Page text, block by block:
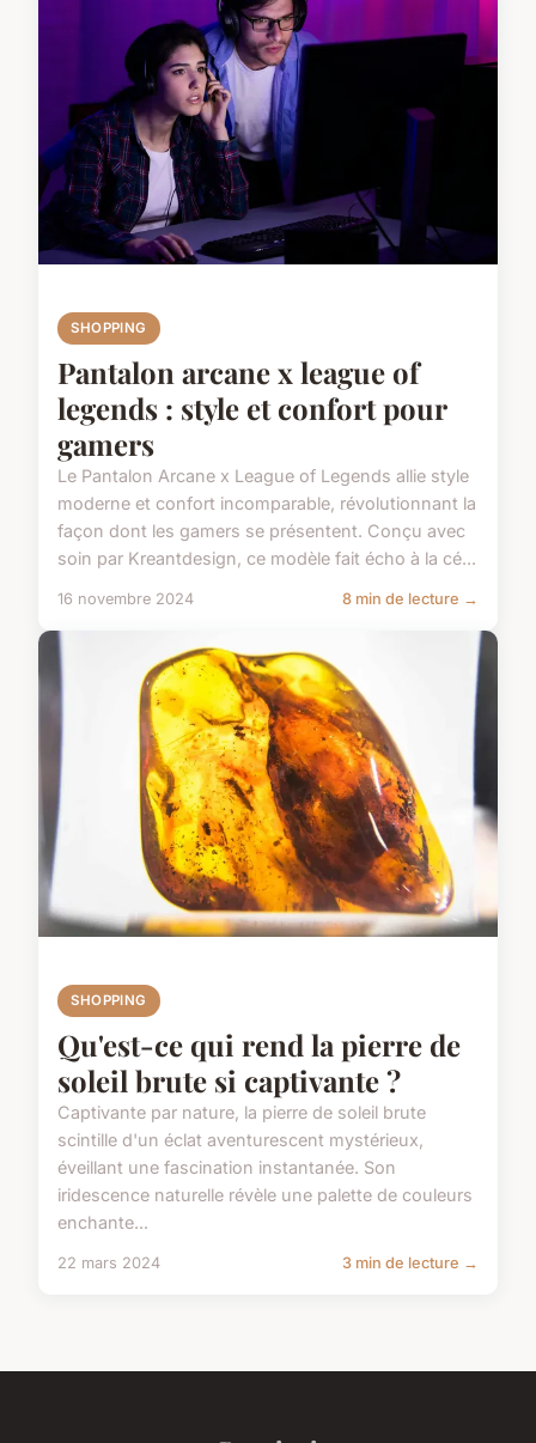
SHOPPING
Pantalon arcane x league of
legends : style et confort pour
gamers
Le Pantalon Arcane x League of Legends allie style
moderne et confort incomparable, révolutionnant la
façon dont les gamers se présentent. Conçu avec
soin par Kreantdesign, ce modèle fait écho à la cé...
16 novembre 2024 8 min de lecture →
SHOPPING
Qu'est-ce qui rend la pierre de
soleil brute si captivante ?
Captivante par nature, la pierre de soleil brute
scintille d'un éclat aventurescent mystérieux,
éveillant une fascination instantanée. Son
iridescence naturelle révèle une palette de couleurs
enchante...
22 mars 2024 3 min de lecture →